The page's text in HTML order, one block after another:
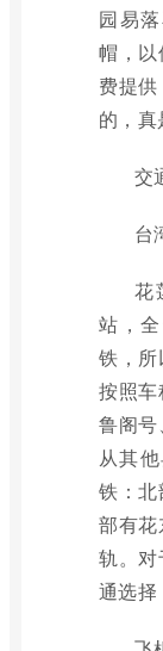
园易
帽，
费提
的，真
交
台
花
站，
铁，
按照
鲁阁号
从其
铁：
部有
轨。
通选择